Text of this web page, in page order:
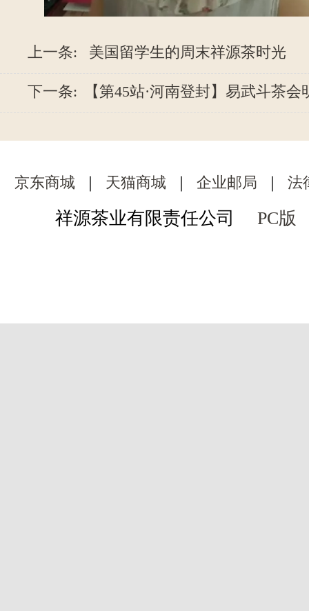
上一条: 美国留学生的周末祥源茶时光
下一条: 【第45站·河南登封】易武斗茶
京东商城 ｜ 天猫商城 ｜ 企业邮局 ｜ 法
祥源茶业有限责任公司 PC版